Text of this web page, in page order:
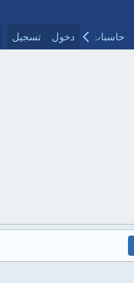
حاسبات طبية مقالات الأطباءدخول تسجيل